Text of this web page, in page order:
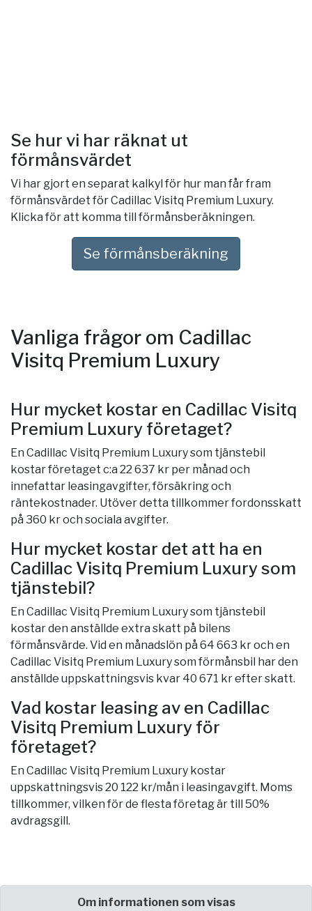
Se hur vi har räknat ut
förmånsvärdet
Vi har gjort en separat kalkyl för hur man får fram
förmånsvärdet för Cadillac Visitq Premium Luxury.
Klicka för att komma till förmånsberäkningen.
Se förmånsberäkning
Vanliga frågor om Cadillac
Visitq Premium Luxury
Hur mycket kostar en Cadillac Visitq
Premium Luxury företaget?
En Cadillac Visitq Premium Luxury som tjänstebil
kostar företaget c:a 22 637 kr per månad och
innefattar leasingavgifter, försäkring och
räntekostnader. Utöver detta tillkommer fordonsskatt
på 360 kr och sociala avgifter.
Hur mycket kostar det att ha en
Cadillac Visitq Premium Luxury som
tjänstebil?
En Cadillac Visitq Premium Luxury som tjänstebil
kostar den anställde extra skatt på bilens
förmånsvärde. Vid en månadslön på 64 663 kr och en
Cadillac Visitq Premium Luxury som förmånsbil har den
anställde uppskattningsvis kvar 40 671 kr efter skatt.
Vad kostar leasing av en Cadillac
Visitq Premium Luxury för
företaget?
En Cadillac Visitq Premium Luxury kostar
uppskattningsvis 20 122 kr/mån i leasingavgift. Moms
tillkommer, vilken för de flesta företag är till 50%
avdragsgill.
Om informationen som visas